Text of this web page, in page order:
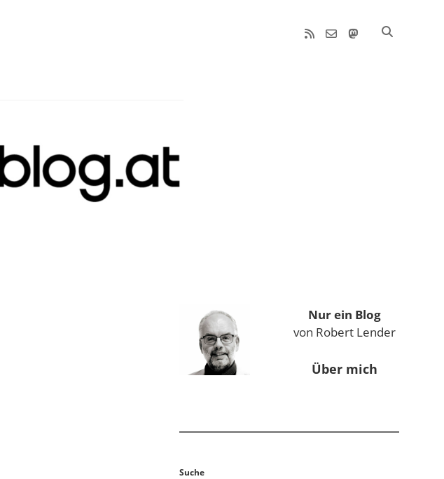
rss email-mastodon
Sidebar
Nur ein Blog
von Robert Lender
Über mich
Suche